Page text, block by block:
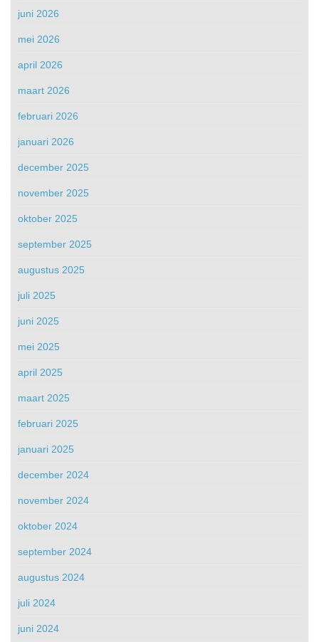
juni 2026
mei 2026
april 2026
maart 2026
februari 2026
januari 2026
december 2025
november 2025
oktober 2025
september 2025
augustus 2025
juli 2025
juni 2025
mei 2025
april 2025
maart 2025
februari 2025
januari 2025
december 2024
november 2024
oktober 2024
september 2024
augustus 2024
juli 2024
juni 2024